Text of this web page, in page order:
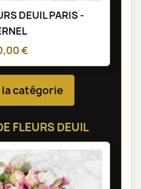
DEUIL PARIS -
€
catégorie
FLEURS DEUIL